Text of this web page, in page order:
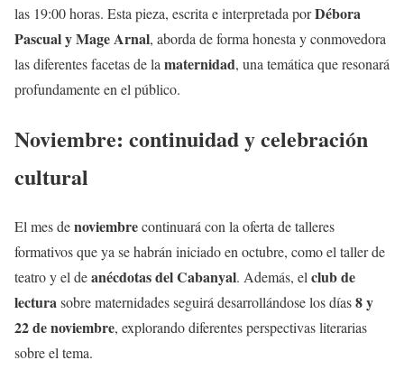
las 19:00 horas. Esta pieza, escrita e interpretada porDébora
Pascual y Mage Arnal, aborda de forma honesta y conmovedora
las diferentes facetas de lamaternidad, una temática que resonará
profundamente en el público.
Noviembre: continuidad y celebración
cultural
El mes denoviembrecontinuará con la oferta de talleres
formativos que ya se habrán iniciado en octubre, como el taller de
teatro y el deanécdotas del Cabanyal. Además, elclub de
lecturasobre maternidades seguirá desarrollándose los días8 y
22 de noviembre, explorando diferentes perspectivas literarias
sobre el tema.